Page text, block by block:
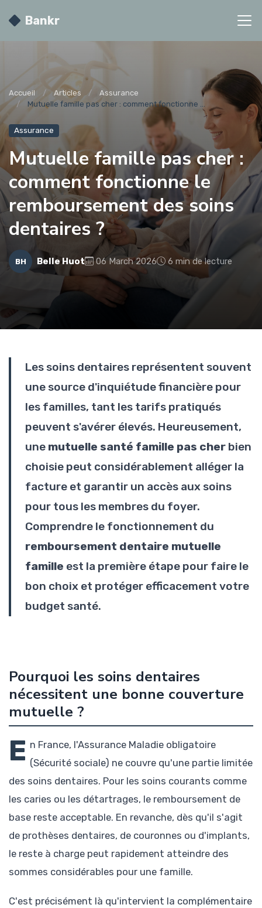
Bankr
Accueil Articles
Assurance
Mutuelle famille pas cher : comment fonctionne ...
Assurance
Mutuelle famille pas cher :
comment fonctionne le
remboursement des soins
dentaires ?
BH Belle Huot 06 March 2026 6 min de lecture
Les soins dentaires représentent souvent
une source d'inquiétude financière pour
les familles, tant les tarifs pratiqués
peuvent s'avérer élevés. Heureusement,
une mutuelle santé famille pas cher bien
choisie peut considérablement alléger la
facture et garantir un accès aux soins
pour tous les membres du foyer.
Comprendre le fonctionnement du
remboursement dentaire mutuelle
famille est la première étape pour faire le
bon choix et protéger efficacement votre
budget santé.
Pourquoi les soins dentaires
nécessitent une bonne couverture
mutuelle ?
E n France, l'Assurance Maladie obligatoire
(Sécurité sociale) ne couvre qu'une partie limitée
des soins dentaires. Pour les soins courants comme
les caries ou les détartrages, le remboursement de
base reste acceptable. En revanche, dès qu'il s'agit
de prothèses dentaires, de couronnes ou d'implants,
le reste à charge peut rapidement atteindre des
sommes considérables pour une famille.
C'est précisément là qu'intervient la complémentaire